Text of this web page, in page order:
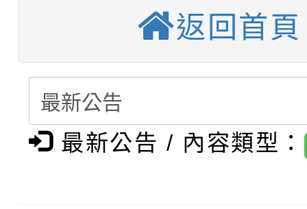
結果(第4招)
學年度第1學期第7次
結果(第12招)
轉知：桃園市115學年
賽及師生本土語及新住
賽實施要點
轉知：「桃園市115學
比賽實施要點」
轉知：「115年金融知
動辦法」
轉知臺中市政府政風處
返回首頁
最新公告 / 內容類型：